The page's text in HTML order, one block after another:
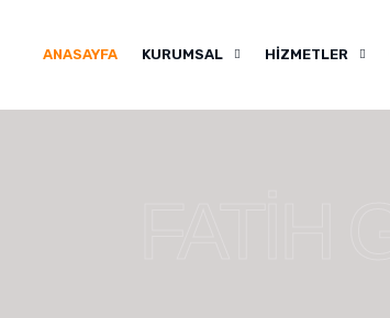
ANASAYFA KURUMSAL HİZMETLER